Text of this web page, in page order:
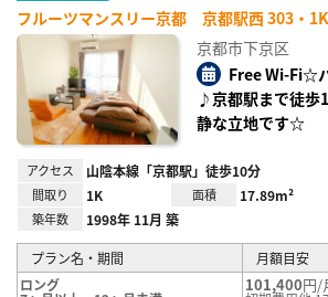
フルーツマンスリー京都 京都駅西 303・
京都市下京区
Free Wi-Fi☆
♪京都駅まで徒歩
静な立地です☆
アクセス 山陰本線「京都駅」徒歩10分
間取り 1K 面積 17.89m²
築年数 1998年 11月 築
プラン名・期間
月額目安
ロング
101,400円/